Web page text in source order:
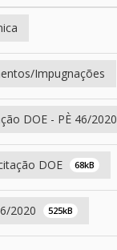
Impugnações
DOE - PÈ 46/2020
DOE 68kB
2020 525kB